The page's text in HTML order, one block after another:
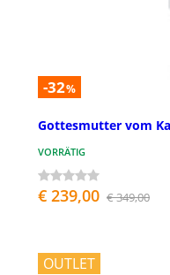
-32%
Gottesmutter vom
VORRÄTIG
€ 239,00 € 349,00
OUTLET